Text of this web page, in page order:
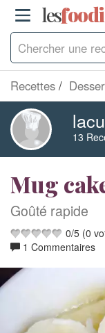
lesfo
Recettes
13
Mug
Goûté rapide
0/5 (0
1 Commentaires